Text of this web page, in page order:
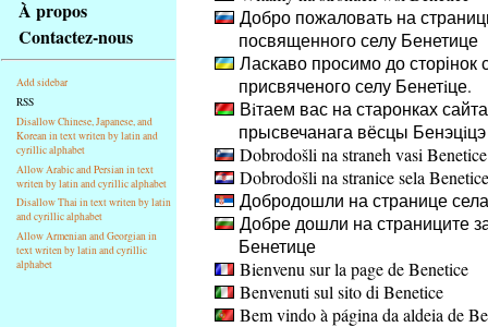
základní
Hlavní
strana
À propos
Contactez-nous
Add sidebar
RSS
Disallow Chinese, Japanese, and
Korean in text writen by latin and
cyrillic alphabet
Allow Arabic and Persian in text
writen by latin and cyrillic alphabet
Disallow Thai in text writen by latin
and cyrillic alphabet
Allow Armenian and Georgian in
text writen by latin and cyrillic
alphabet
Добро пожаловать на
посвященного селу Бенетице
Ласкаво просимо до сторінок
присвяченого селу Бенетiце.
Вiтаем вас на старонках
прысвечанага вёсцы Бенэцiцэ
Dobrodošli na straneh vasi Benetice
Dobrodošli na stranice sela Benetice
Добродошли на странице
Добре дошли на страниците
Бенетице
Bienvenu sur la page de Benetice
Benvenuti sul sito di Benetice
Bem vindo à página da aldeia de